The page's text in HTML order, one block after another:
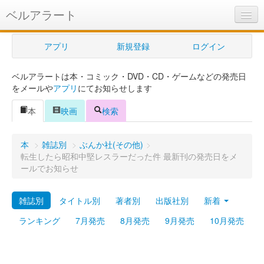
ベルアラート
ベルアラートとは
ヘルプ
新規登録
ログイン
購入管理
プレミアム
アプリ 新規登録 ログイン
ベルアラートは本・コミック・DVD・CD・ゲームなどの発売日
をメールやアプリ にてお知らせします
本
映画 検索
本 > 雑誌別 > ぶんか社(その他) >
転生したら昭和中堅レスラーだった件 最新刊の発売日をメ
ールでお知らせ
雑誌別 タイトル別 著者別 出版社別
新着
ランキング
7月発売 8月発売 9月発売 10月発売